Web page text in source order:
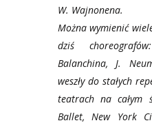
W. Wajnonena.
Można wymienić
dziś
Balanchina, J.
weszły do stałych
teatrach na całym
Ballet, New York